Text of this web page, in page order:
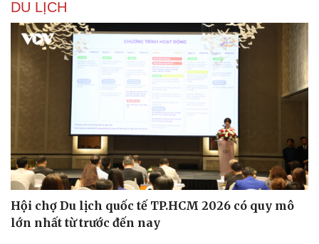
DU LỊCH
Hội chợ Du lịch quốc tế TP.HCM 2026 có quy mô
lớn nhất từ trước đến nay